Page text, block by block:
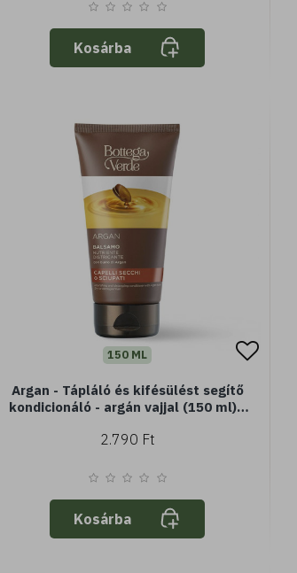
Kosárba
150 ML
Argan - Tápláló és kifésülést segítő
kondicionáló - argán vajjal (150 ml) -
2.790 Ft
Kosárba